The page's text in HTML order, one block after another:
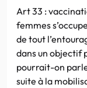
Art 33 :
femmes
de tout
dans un objectif
pourrait-on
suite à la